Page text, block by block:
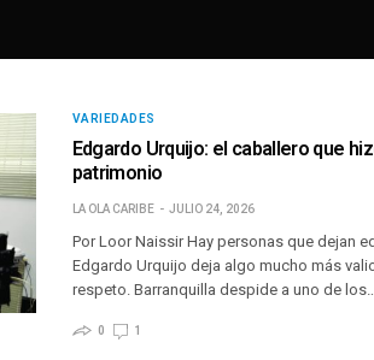
VARIEDADES
Edgardo Urquijo: el caballero que
patrimonio
LA OLA CARIBE JULIO 24, 2026
Por Loor Naissir Hay personas que dejan
Edgardo Urquijo deja algo mucho más
respeto. Barranquilla despide a uno de los…
0 1